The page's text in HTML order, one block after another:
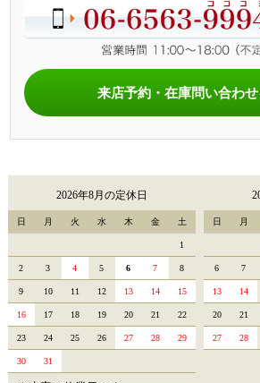
来店予約・在庫問い合わ
2026年8月の定休日
日 月 火 水 木 金 土
1
2 3 4 5 6 7 8
9 10 11 12 13 14 15
16 17 18 19 20 21 22
23 24 25 26 27 28 29
30 31
日 月
6 7
13 14
20 21
27 28